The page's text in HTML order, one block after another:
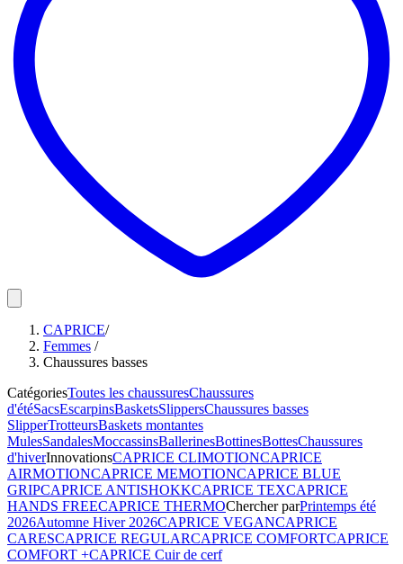
CAPRICE/
Femmes /
Chaussures basses
CatégoriesToutes les chaussuresChaussures
d'étéSacsEscarpinsBasketsSlippersChaussures basses
SlipperTrotteursBaskets montantes
MulesSandalesMoccassinsBallerinesBottinesBottesChaussures
d'hiverInnovationsCAPRICE CLIMOTIONCAPRICE
AIRMOTIONCAPRICE MEMOTIONCAPRICE BLUE
GRIPCAPRICE ANTISHOKKCAPRICE TEXCAPRICE
HANDS FREECAPRICE THERMOChercher parPrintemps été
2026Automne Hiver 2026CAPRICE VEGANCAPRICE
CARESCAPRICE REGULARCAPRICE COMFORTCAPRICE
COMFORT +CAPRICE Cuir de cerf